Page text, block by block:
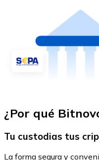
¿Por qué
Tu custodias tus
La forma segura y